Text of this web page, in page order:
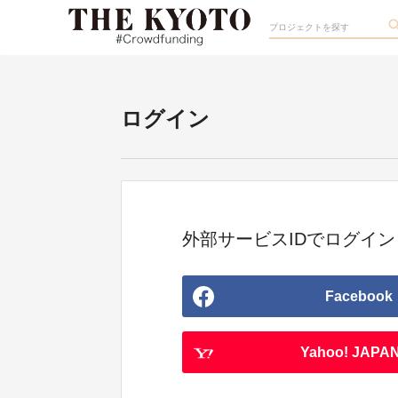
ログイン
外部サービスIDでログイン
Facebook
Yahoo!